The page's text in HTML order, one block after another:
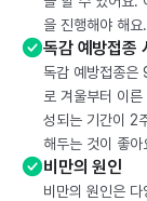
을 진행해야 해요.
독감 예방접종
독감 예방접종은
로 겨울부터 이
성되는 기간이 2
해두는 것이 좋아
비만의 원인
비만의 원인은